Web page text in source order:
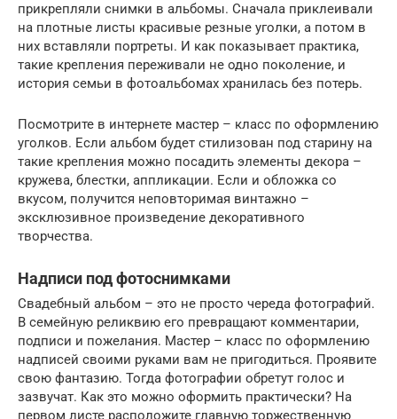
прикрепляли снимки в альбомы. Сначала приклеивали
на плотные листы красивые резные уголки, а потом в
них вставляли портреты. И как показывает практика,
такие крепления переживали не одно поколение, и
история семьи в фотоальбомах хранилась без потерь.
Посмотрите в интернете мастер – класс по оформлению
уголков. Если альбом будет стилизован под старину на
такие крепления можно посадить элементы декора –
кружева, блестки, аппликации. Если и обложка со
вкусом, получится неповторимая винтажно –
эксклюзивное произведение декоративного
творчества.
Надписи под фотоснимками
Свадебный альбом – это не просто череда фотографий.
В семейную реликвию его превращают комментарии,
подписи и пожелания. Мастер – класс по оформлению
надписей своими руками вам не пригодиться. Проявите
свою фантазию. Тогда фотографии обретут голос и
зазвучат. Как это можно оформить практически? На
первом листе расположите главную торжественную